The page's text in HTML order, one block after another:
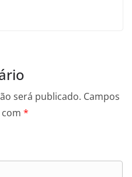
será publicado. Campos
*